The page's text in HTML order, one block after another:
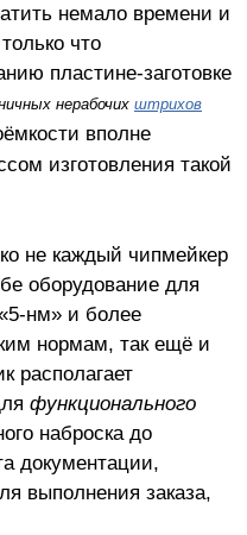
немало времени и
что
пластине-заготовке
нерабочих штрихов
вполне
изготовления такой
не каждый чипмейкер
оборудование для
нм» и более
нормам, так ещё и
располагает
функционального
наброска до
документации,
выполнения заказа,